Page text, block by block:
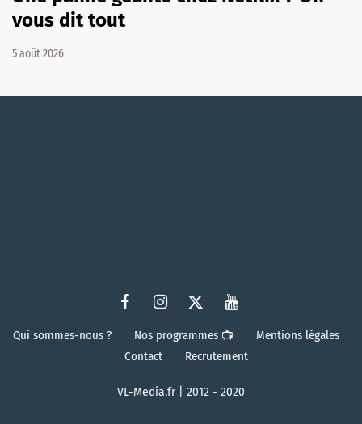
vous dit tout
5 août 2026
Qui sommes-nous ? Nos programmes 📺
Mentions légales
Contact
Recrutement
VL-Media.fr | 2012 - 2020